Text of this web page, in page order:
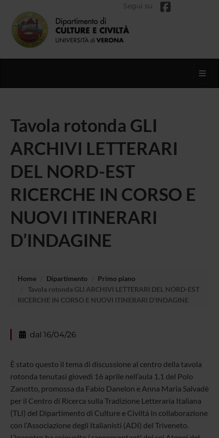
Segui su
Tavola rotonda GLI
ARCHIVI LETTERARI
DEL NORD-EST
RICERCHE IN CORSO E
NUOVI ITINERARI
D’INDAGINE
Home Dipartimento
Primo piano
Tavola rotonda GLI ARCHIVI LETTERARI DEL NORD-EST
RICERCHE IN CORSO E NUOVI ITINERARI D’INDAGINE
dal 16/04/26
È stato questo il tema di discussione al centro della tavola
rotonda tenutasi giovedì 16 aprile nell’aula 1.1 del Polo
Zanotto, promossa da Fabio Danelon e Anna Maria Salvadè
per il Centro di Ricerca sulla Tradizione Letteraria Italiana
(TLI) del Dipartimento di Culture e Civiltà in collaborazione
con l’Associazione degli Italianisti (ADI) del Triveneto.